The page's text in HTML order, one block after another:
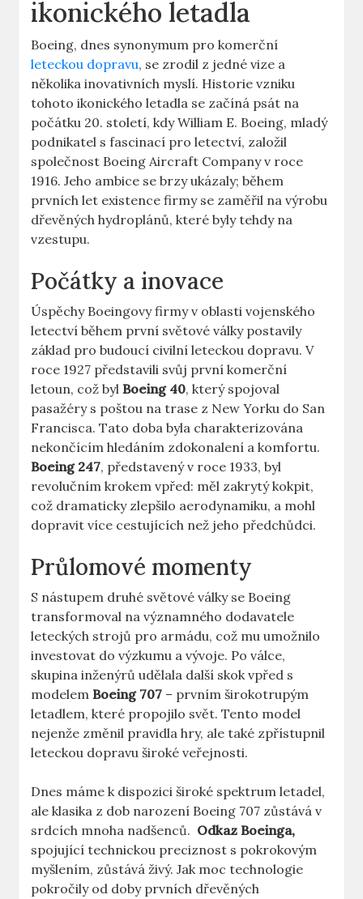
ikonického letadla
Boeing,⁣ dnes synonymum pro⁢ komerční
leteckou dopravu, ⁢se zrodil z jedné vize a
‌několika ​inovativních myslí. Historie vzniku
⁣tohoto ikonického⁤ letadla ⁣se začíná psát na
počátku 20. ‍století, ‌kdy William E. Boeing, mladý‌
podnikatel s⁣ fascinací ⁤pro letectví, ⁢založil
společnost Boeing ​Aircraft Company ⁤v roce
1916. Jeho⁢ ambice se brzy ukázaly; během
prvních ‍let existence firmy se zaměřil na výrobu
dřevěných hydroplánů, které byly tehdy na
vzestupu.⁢
Počátky⁣ a inovace
Úspěchy ⁢Boeingovy firmy⁤ v oblasti vojenského
‍letectví během ‌první⁣ světové války postavily ​
základ pro budoucí⁤ civilní leteckou dopravu. ‌V
roce‍ 1927​ představili svůj⁢ první komerční
letoun,⁢ což bylBoeing 40, který spojoval
pasažéry s‌ poštou na trase z​ New Yorku​ do⁢ San
⁣Francisca.⁣ Tato⁢ doba byla charakterizována⁤
nekončícím hledáním⁢ zdokonalení a komfortu.
Boeing ⁤247, představený ​v roce 1933, byl⁢
revolučním krokem vpřed: měl ⁢zakrytý ⁢kokpit,⁢
což dramaticky zlepšilo aerodynamiku, a mohl
dopravit více cestujících⁤ než⁢ jeho předchůdci.
Průlomové momenty
S nástupem druhé‍ světové války ‌se⁤ Boeing
transformoval ​na významného dodavatele
leteckých strojů ⁣pro ⁤armádu, což mu umožnilo
‍investovat do výzkumu a​ vývoje. Po válce,
skupina inženýrů​ udělala další skok vpřed s
modelemBoeing 707 – prvním​ širokotrupým
letadlem,⁢ které propojilo svět. Tento model⁤
nejenže změnil pravidla hry, ale také zpřístupnil
leteckou dopravu⁤ široké⁢ veřejnosti. ‍
Dnes​ máme k dispozici široké‍ spektrum letadel,
⁢ale klasika⁣ z‌ dob narození Boeing 707 zůstává v⁢
srdcích mnoha nadšenců. ⁣ Odkaz Boeinga,
spojující technickou preciznost ‌s pokrokovým
myšlením, ⁢zůstává živý.⁣ Jak moc technologie​
pokročily od doby prvních dřevěných ​